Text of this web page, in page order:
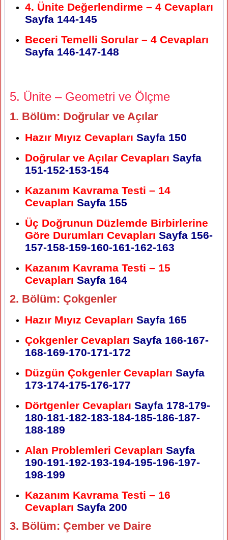
4. Ünite Değerlendirme – 4 Cevapları
Sayfa 144-145
Beceri Temelli Sorular – 4 Cevapları
Sayfa 146-147-148
5. Ünite – Geometri ve Ölçme
1. Bölüm: Doğrular ve Açılar
Hazır Mıyız Cevapları Sayfa 150
Doğrular ve Açılar Cevapları Sayfa
151-152-153-154
Kazanım Kavrama Testi – 14
Cevapları Sayfa 155
Üç Doğrunun Düzlemde Birbirlerine
Göre Durumları Cevapları Sayfa 156-
157-158-159-160-161-162-163
Kazanım Kavrama Testi – 15
Cevapları Sayfa 164
2. Bölüm: Çokgenler
Hazır Mıyız Cevapları Sayfa 165
Çokgenler Cevapları Sayfa 166-167-
168-169-170-171-172
Düzgün Çokgenler Cevapları Sayfa
173-174-175-176-177
Dörtgenler Cevapları Sayfa 178-179-
180-181-182-183-184-185-186-187-
188-189
Alan Problemleri Cevapları Sayfa
190-191-192-193-194-195-196-197-
198-199
Kazanım Kavrama Testi – 16
Cevapları Sayfa 200
3. Bölüm: Çember ve Daire